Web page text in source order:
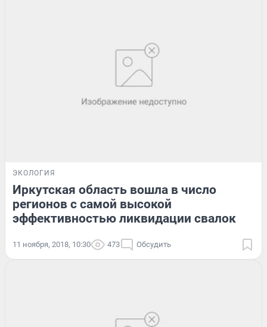
ЭКОЛОГИЯ
Иркутская область вошла в число
регионов с самой высокой
эффективностью ликвидации свалок
11 ноября, 2018, 10:30 473 Обсудить